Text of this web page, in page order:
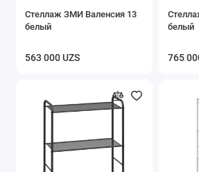
Этажерки и стеллажи
Подставки для обуви
Стеллаж ЗМИ Валенсия 13
белый
563 000 UZS
белый
765